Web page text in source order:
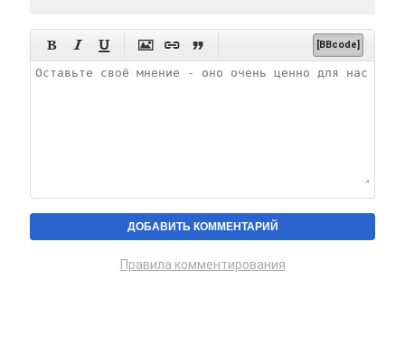
      [BBcode]
Правила комментирования